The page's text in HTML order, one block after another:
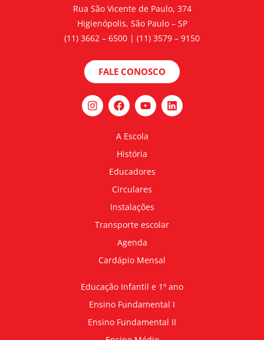
Rua São Vicente de Paulo, 374
Higienópolis, São Paulo – SP
(11) 3662 – 6500 | (11) 3579 – 9150
FALE CONOSCO
A Escola
História
Educadores
Circulares
Instalações
Transporte escolar
Agenda
Cardápio Mensal
Educação Infantil e 1º ano
Ensino Fundamental I
Ensino Fundamental II